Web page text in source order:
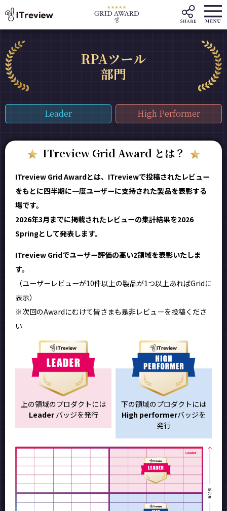
RPAツール
部門
Leader High Performer
ITreview Grid Award とは？
ITreview Grid Awardとは、ITreviewで投稿されたレビュー
をもとに四半期に一度ユーザーに支持された製品を表彰する
場です。
2026年3月までに掲載されたレビューの集計結果を2026
Springとして発表します。
ITreview Gridでユーザー評価の高い2領域を表彰いたしま
す。
（ユーザーレビューが10件以上の製品が1つ以上あればGridに
表示）
※次回のAwardにむけて皆さまも是非レビューを投稿くださ
い
上の領域のプロダクトには
Leaderバッジを発行
下の領域のプロダクトには
High performerバッジを
発行